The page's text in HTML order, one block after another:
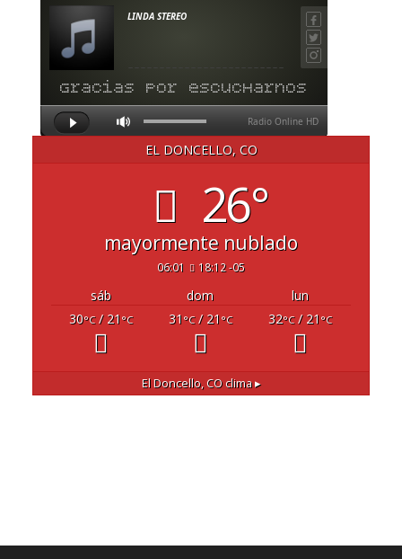
EL DONCELLO, CO
26°
mayormente nublado
06:01 18:12 -05
sáb dom
lun
30°C/ 21 °C 31 °C/ 21 °C 32°C/ 21 °C
El Doncello, COclima ▸